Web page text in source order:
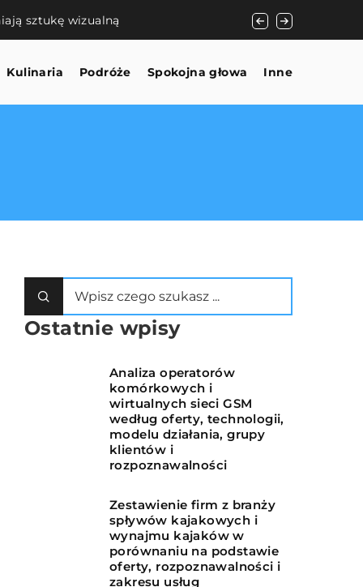
sztukę wizualną Jak
Kulinaria Podróże Spokojna głowa Inne
Ostatnie wpisy
Analiza operatorów
komórkowych i
wirtualnych sieci GSM
według oferty, technologii,
modelu działania, grupy
klientów i
rozpoznawalności
Zestawienie firm z branży
spływów kajakowych i
wynajmu kajaków w
porównaniu na podstawie
oferty, rozpoznawalności i
zakresu usług